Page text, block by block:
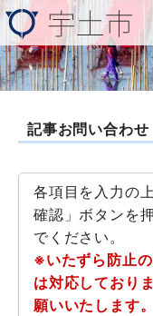
記事お問い合わせ
各項目を入力の
確認」ボタンを
でください。
※いたずら防止
は対応しており
願いいたします。